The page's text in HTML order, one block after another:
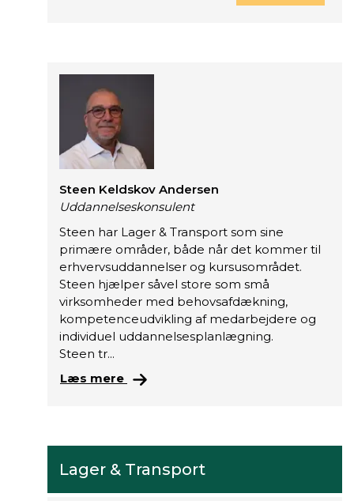
Steen Keldskov Andersen
Uddannelseskonsulent
Steen har Lager & Transport som sine
primære områder, både når det kommer til
erhvervsuddannelser og kursusområdet.
Steen hjælper såvel store som små
virksomheder med behovsafdækning,
kompetenceudvikling af medarbejdere og
individuel uddannelsesplanlægning.
Steen tr...
t
a
r
Læs mere
Lager & Transport